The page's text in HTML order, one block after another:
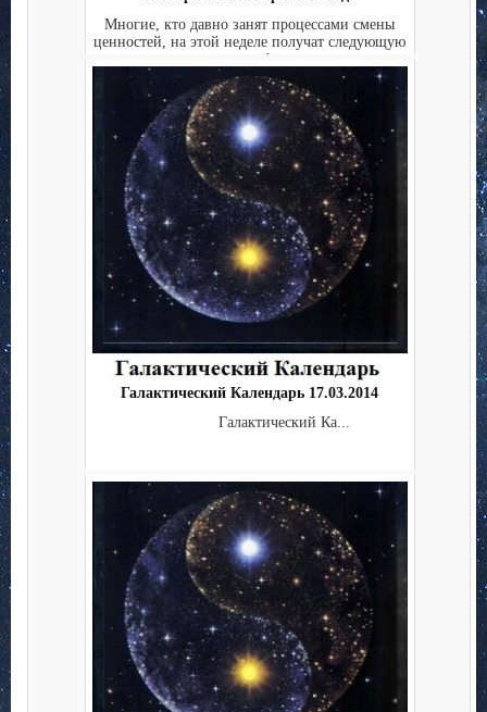
Многие, кто давно занят процессами смены
ценностей, на этой неделе получат следующую
«горячую» фазу....
Галактический Календарь 17.03.2014
Галактический Ка...